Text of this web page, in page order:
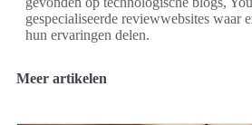
gespecialiseerde reviewwebsites waar
hun ervaringen delen.
Meer artikelen